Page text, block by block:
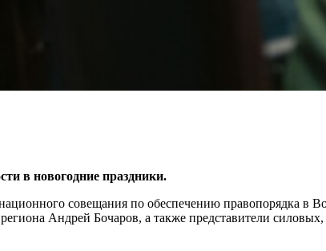
в новогодние праздники.
совещания по обеспечению правопорядка в
Андрей Бочаров, а также представители